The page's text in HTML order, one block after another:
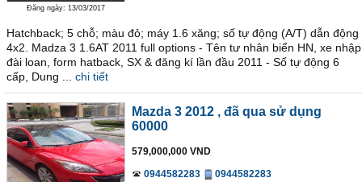
Đăng ngày: 13/03/2017
Hatchback; 5 chỗ; màu đỏ; máy 1.6 xăng; số tự động (A/T) dẫn động
4x2. Madza 3 1.6AT 2011 full options - Tên tư nhân biển HN, xe nhập
đài loan, form hatback, SX & đăng kí lần đầu 2011 - Số tự động 6
cấp, Dung ...
chi tiết
Mazda 3 2012 , đã qua sử dụng
60000
579,000,000 VND
0944582283
0944582283